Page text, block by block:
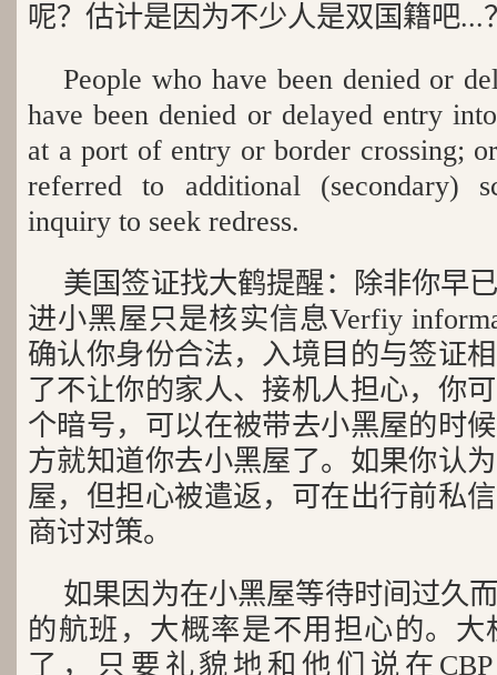
呢？估计是因为不少人是双国籍吧...
People who have been denied or
have been denied or delayed entry
at a port of entry or border crossing;
referred to additional (secondary)
inquiry to seek redress.
美国签证找大鹤提醒：除非你早
进小黑屋只是核实信息Verfiy
确认你身份合法，入境目的与签证
了不让你的家人、接机人担心，你
个暗号，可以在被带去小黑屋的时
方就知道你去小黑屋了。如果你认
屋，但担心被遣返，可在出行前私
商讨对策。
如果因为在小黑屋等待时间过久
的航班，大概率是不用担心的。
了，只要礼貌地和他们说在CBP